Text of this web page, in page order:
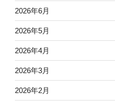
2026年6月
2026年5月
2026年4月
2026年3月
2026年2月